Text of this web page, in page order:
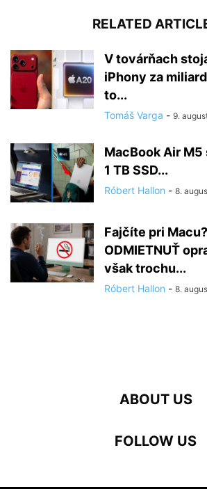
RELATED
V továrňach
iPhony za
to...
Tomáš Varga - 9.
MacBook Air M5
1 TB SSD...
Róbert Hallon - 8.
Fajčíte pri
ODMIETNUŤ
však trochu...
Róbert Hallon - 8.
ABOUT US
FOLLOW US